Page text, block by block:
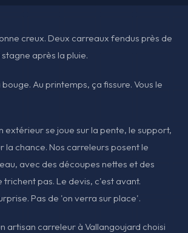
creux. Deux carreaux fendus près de
après la pluie.
Au printemps, ça fissure. Vous le
extérieur se joue sur la pente, le support,
la chance. Nos carreleurs posent le
avec des découpes nettes et des
trichent pas. Le devis, c'est avant.
Pas de 'on verra sur place'.
artisan carreleur à Vallangoujard choisi